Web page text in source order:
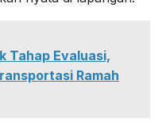
Tahap Evaluasi,
Ramah